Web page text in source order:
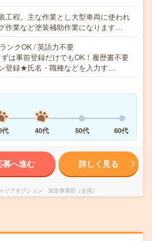
工程。主な作業とし大型車両に使われ
作業など塗装補助作業になります…
ンクOK / 英語力不要
は事前登録だけでもOK！履歴書不要
登録★氏名・職種などを入力す…
代 40代 50代 60代
募へ進む 詳しく見る
リアオプション 製造事業部（全国）